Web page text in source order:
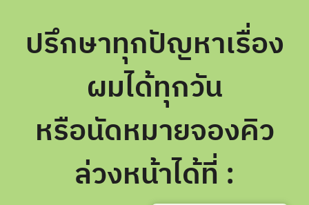
ปรึกษาทุกปัญหาเรื่อง
ผมได้ทุกวัน
หรือนัดหมายจองคิว
ล่วงหน้าได้ที่ :